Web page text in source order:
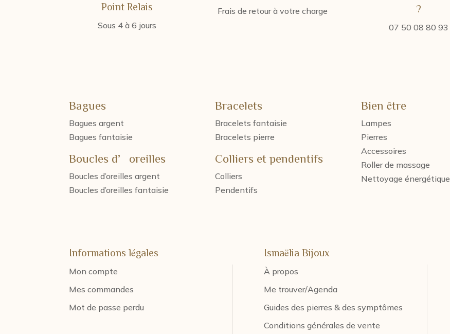
Point Relais
Sous 4 à 6 jours
Frais de retour à votre charge
?
07 50 08 80 93
Bagues
Bagues argent
Bagues fantaisie
Boucles d’oreilles
Boucles d’oreilles argent
Boucles d’oreilles fantaisie
Bracelets
Bracelets fantaisie
Bracelets pierre
Colliers et pendentifs
Colliers
Pendentifs
Bien être
Lampes
Pierres
Accessoires
Roller de massage
Nettoyage énergétique
Informations légales
Mon compte
Mes commandes
Mot de passe perdu
Ismaëlia Bijoux
À propos
Me trouver/Agenda
Guides des pierres & des symptômes
Conditions générales de vente